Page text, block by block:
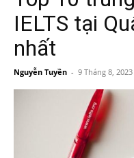
IELTS tại
nhất
Nguyễn Tuyền - 9 Tháng 8, 2023